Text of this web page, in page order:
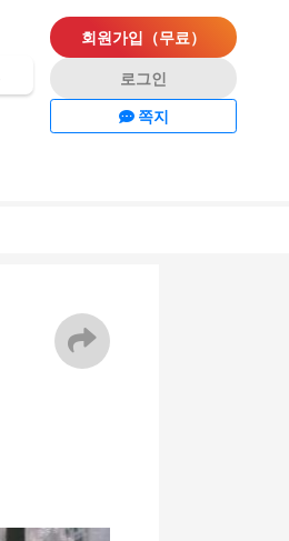
회원가입（무료）
로그인
쪽지